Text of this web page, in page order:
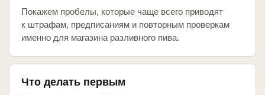
Покажем пробелы, которые чаще всего приводят
к штрафам, предписаниям и повторным проверкам
именно для магазина разливного пива.
Что делать первым